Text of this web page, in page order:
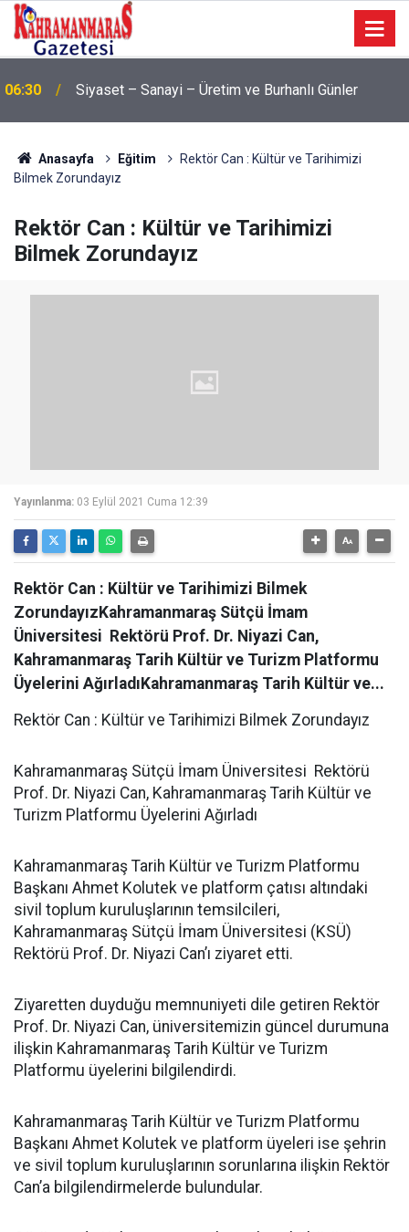
06:30 Siyaset – Sanayi – Üretim ve Burhanlı Günler
Anasayfa Eğitim
Rektör Can : Kültür ve Tarihimizi
Bilmek Zorundayız
Rektör Can : Kültür ve Tarihimizi
Bilmek Zorundayız
Yayınlanma: 03 Eylül 2021 Cuma 12:39
Rektör Can : Kültür ve Tarihimizi Bilmek
ZorundayızKahramanmaraş Sütçü İmam
Üniversitesi Rektörü Prof. Dr. Niyazi Can,
Kahramanmaraş Tarih Kültür ve Turizm Platformu
Üyelerini AğırladıKahramanmaraş Tarih Kültür ve...
Rektör Can : Kültür ve Tarihimizi Bilmek Zorundayız
Kahramanmaraş Sütçü İmam Üniversitesi Rektörü
Prof. Dr. Niyazi Can, Kahramanmaraş Tarih Kültür ve
Turizm Platformu Üyelerini Ağırladı
Kahramanmaraş Tarih Kültür ve Turizm Platformu
Başkanı Ahmet Kolutek ve platform çatısı altındaki
sivil toplum kuruluşlarının temsilcileri,
Kahramanmaraş Sütçü İmam Üniversitesi (KSÜ)
Rektörü Prof. Dr. Niyazi Can’ı ziyaret etti.
Ziyaretten duyduğu memnuniyeti dile getiren Rektör
Prof. Dr. Niyazi Can, üniversitemizin güncel durumuna
ilişkin Kahramanmaraş Tarih Kültür ve Turizm
Platformu üyelerini bilgilendirdi.
Kahramanmaraş Tarih Kültür ve Turizm Platformu
Başkanı Ahmet Kolutek ve platform üyeleri ise şehrin
ve sivil toplum kuruluşlarının sorunlarına ilişkin Rektör
Can’a bilgilendirmelerde bulundular.